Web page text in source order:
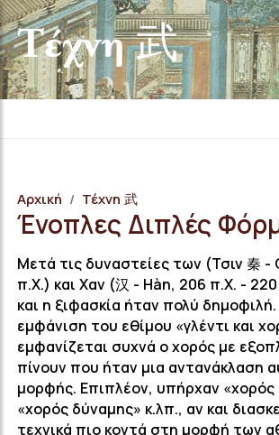
Τέχνη 武
Αρχική Τέχνη 武
Ένοπλες Διπλές
Μετά τις δυναστείες των (Τσιν 秦 -
π.Χ.) και Χαν (汉 - Hàn, 206 π.Χ. -
και η ξιφασκία ήταν πολύ
εμφάνιση του εθίμου «γλέντι και
εμφανίζεται συχνά ο χορός με
πίνουν που ήταν μια αντανάκλαση
μορφής. Επιπλέον, υπήρχαν «χορός
«χορός δύναμης» κ.λπ., αν και
τεχνικά πιο κοντά στη μορφή των